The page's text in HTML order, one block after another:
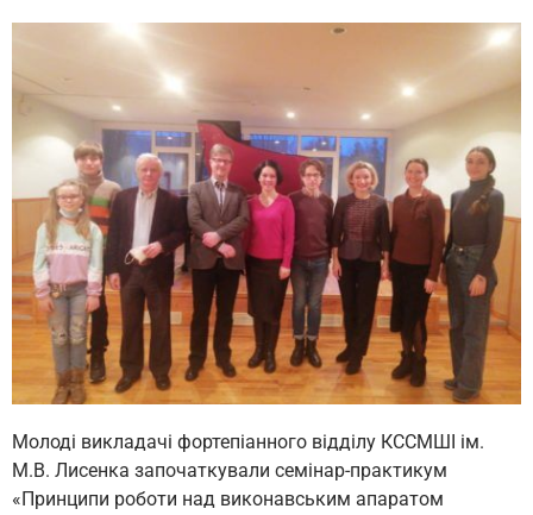
Молоді викладачі фортепіанного відділу КССМШІ ім.
М.В. Лисенка започаткували семінар-практикум
«Принципи роботи над виконавським апаратом